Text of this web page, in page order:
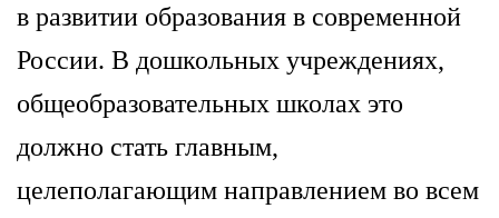
в развитии образования в современной
России. В дошкольных учреждениях,
общеобразовательных школах это
должно стать главным,
целеполагающим направлением во всем